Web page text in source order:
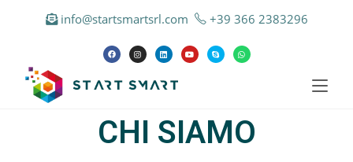
info@startsmartsrl.com +39 366 2383296
CHI SIAMO